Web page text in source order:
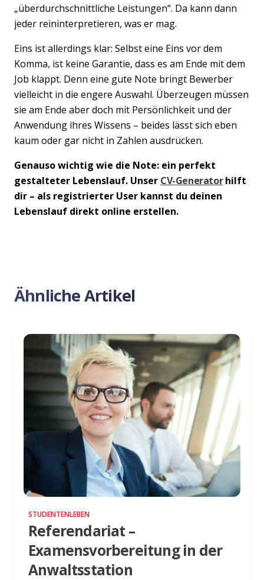
„überdurchschnittliche Leistungen“. Da kann dann
jeder reininterpretieren, was er mag.
Eins ist allerdings klar: Selbst eine Eins vor dem
Komma, ist keine Garantie, dass es am Ende mit dem
Job klappt. Denn eine gute Note bringt Bewerber
vielleicht in die engere Auswahl. Überzeugen müssen
sie am Ende aber doch mit Persönlichkeit und der
Anwendung ihres Wissens – beides lässt sich eben
kaum oder gar nicht in Zahlen ausdrücken.
Genauso wichtig wie die Note: ein perfekt
gestalteter Lebenslauf. Unser CV-Generatorhilft
dir – als registrierter User kannst du deinen
Lebenslauf direkt online erstellen.
Ähnliche Artikel
STUDENTENLEBEN
Referendariat –
Examensvorbereitung in der
Anwaltsstation